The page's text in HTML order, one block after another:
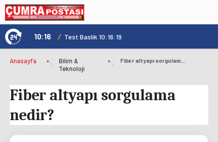
10:16 / Test Baslik 10:16:19
Anasayfa »
Bilim &
Teknoloji
» Fiber altyapı sorgulama nedir?
Fiber altyapı sorgulama
nedir?